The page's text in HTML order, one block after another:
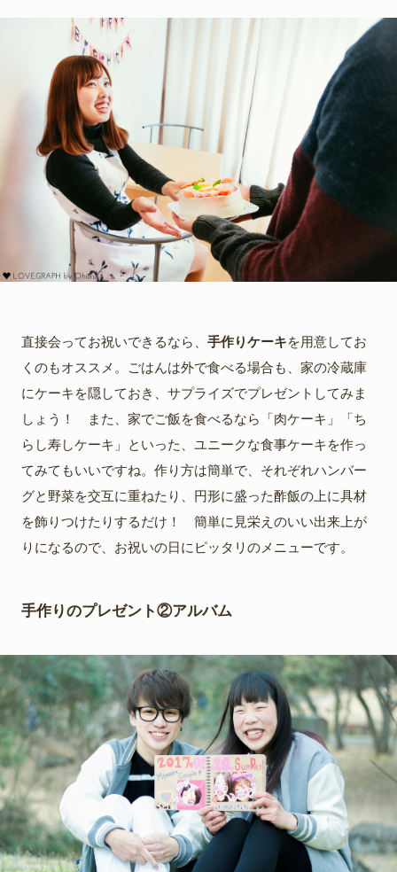
直接会ってお祝いできるなら、 手作りケーキを用意してお
くのもオススメ。ごはんは外で食べる場合も、家の冷蔵庫
にケーキを隠しておき、サプライズでプレゼントしてみま
しょう！ また、家でご飯を食べるなら「肉ケーキ」「ち
らし寿しケーキ」といった、ユニークな食事ケーキを作っ
てみてもいいですね。作り方は簡単で、それぞれハンバー
グと野菜を交互に重ねたり、円形に盛った酢飯の上に具材
を飾りつけたりするだけ！ 簡単に見栄えのいい出来上が
りになるので、お祝いの日にピッタリのメニューです。
手作りのプレゼント②アルバム